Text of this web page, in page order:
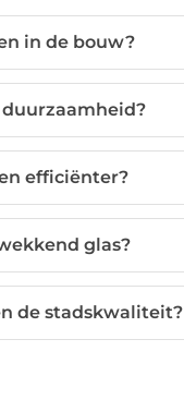
in de bouw?
efficiënter?
glas?
de stadskwaliteit?